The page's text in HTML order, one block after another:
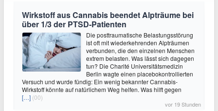
Wirkstoff aus Cannabis beendet Alpträume bei
über 1/3 der PTSD-Patienten
Die posttraumatische Belastungsstörung
ist oft mit wiederkehrenden Alpträumen
verbunden, die den einzelnen Menschen
extrem belasten. Was lässt sich dagegen
tun? Die Charité Universitätsmedizin
Berlin wagte einen placebokontrollierten
Versuch und wurde fündig: Ein wenig bekannter Cannabis-
Wirkstoff könnte auf natürlichem Weg helfen. Was hilft gegen
[…] (00)
vor 19 Stunden